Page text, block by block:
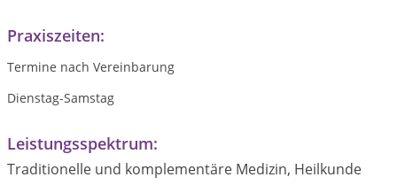
Praxiszeiten:
Termine nach Vereinbarung
Dienstag-Samstag
Leistungsspektrum:
Traditionelle und komplementäre Medizin, Heilkunde